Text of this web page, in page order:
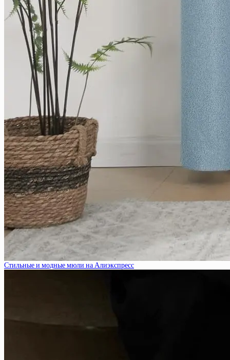
Стильные и модные мюли на Алиэкспресс